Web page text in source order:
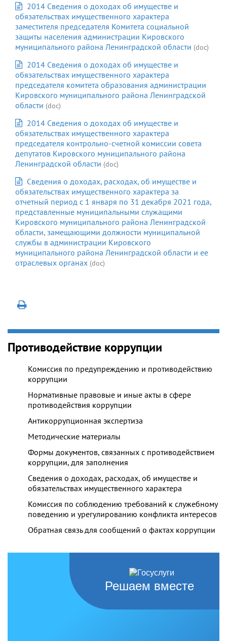
2014 Сведения о доходах об имуществе и
обязательствах имущественного характера
заместителя председателя Комитета социальной
защиты населения администрации Кировского
муниципального района Ленинградской области (doc)
2014 Сведения о доходах об имуществе и
обязательствах имущественного характера
председателя комитета образования администрации
Кировского муниципального района Ленинградской
области (doc)
2014 Сведения о доходах об имуществе и
обязательствах имущественного характера
председателя контрольно-счетной комиссии совета
депутатов Кировского муниципального района
Ленинградской области (doc)
Сведения о доходах, расходах, об имуществе и
обязательствах имущественного характера за
отчетный период с 1 января по 31 декабря 2021 года,
представленные муниципальными служащими
Кировского муниципального района Ленинградской
области, замещающими должности муниципальной
службы в администрации Кировского
муниципального района Ленинградской области и ее
отраслевых органах (doc)
Противодействие коррупции
Комиссия по предупреждению и противодействию
коррупции
Нормативные правовые и иные акты в сфере
противодействия коррупции
Антикоррупционная экспертиза
Методические материалы
Формы документов, связанных с противодействием
коррупции, для заполнения
Сведения о доходах, расходах, об имуществе и
обязательствах имущественного характера
Комиссия по соблюдению требований к служебному
поведению и урегулированию конфликта интересов
Обратная связь для сообщений о фактах коррупции
Решаем вместе